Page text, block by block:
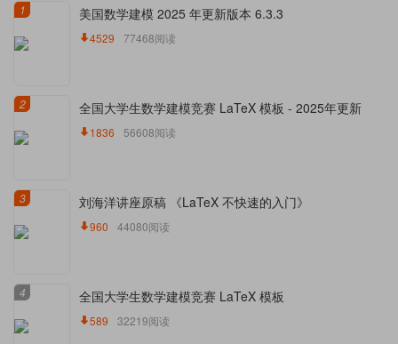
1 美国数学建模 2025 年更新版本 6.3.3
4529 77468阅读
2 全国大学生数学建模竞赛 LaTeX 模板 - 2025年更新
1836 56608阅读
3 刘海洋讲座原稿 《LaTeX 不快速的入门》
960 44080阅读
4 全国大学生数学建模竞赛 LaTeX 模板
589 32219阅读